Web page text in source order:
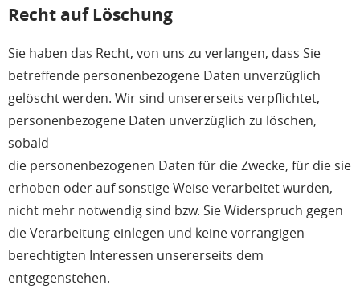
Recht auf Löschung
Sie haben das Recht, von uns zu verlangen, dass Sie
betreffende personenbezogene Daten unverzüglich
gelöscht werden. Wir sind unsererseits verpflichtet,
personenbezogene Daten unverzüglich zu löschen,
sobald
die personenbezogenen Daten für die Zwecke, für die sie
erhoben oder auf sonstige Weise verarbeitet wurden,
nicht mehr notwendig sind bzw. Sie Widerspruch gegen
die Verarbeitung einlegen und keine vorrangigen
berechtigten Interessen unsererseits dem
entgegenstehen.